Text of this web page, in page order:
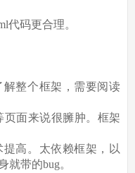
码更合理。
整个框架，需要阅读
面来说很臃肿。框架
高。太依赖框架，以
就带的bug。